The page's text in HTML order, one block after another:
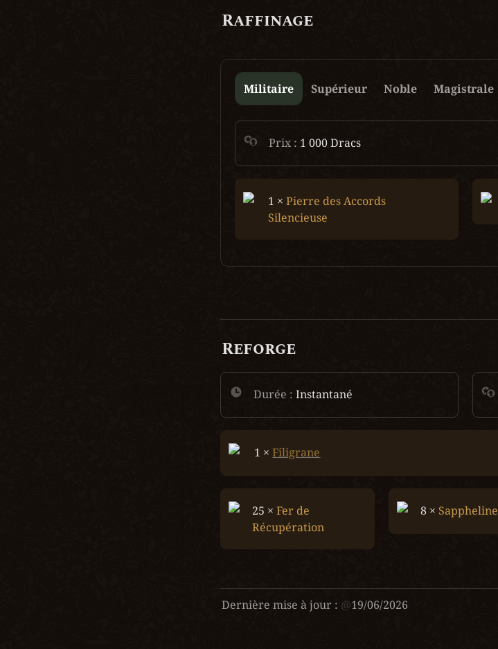
Raffinage
Militaire Supérieur Noble Magistrale
Prix : 1 000 Dracs
1 × Pierre des Accords
Silencieuse
Reforge
Durée : Instantané
1 × Filigrane
25 × Fer de
Récupération
8 × Sappheline
Dernière mise à jour : @19/06/2026